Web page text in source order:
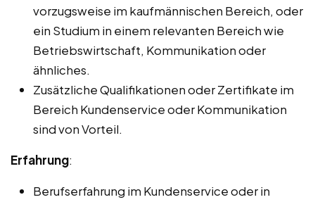
vorzugsweise im kaufmännischen Bereich, oder
ein Studium in einem relevanten Bereich wie
Betriebswirtschaft, Kommunikation oder
ähnliches.
Zusätzliche Qualifikationen oder Zertifikate im
Bereich Kundenservice oder Kommunikation
sind von Vorteil.
Erfahrung:
Berufserfahrung im Kundenservice oder in